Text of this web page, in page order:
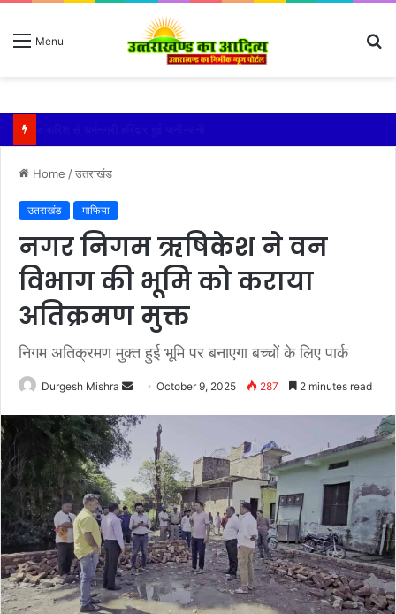
Menu
Home /उतराखंड
उतराखंड माफिया
नगर निगम ऋषिकेश ने वन
विभाग की भूमि को कराया
अतिक्रमण मुक्त
निगम अतिक्रमण मुक्त हुई भूमि पर बनाएगा बच्चों के लिए पार्क
Durgesh Mishra
Send
email
October 9, 2025 287 2 minutes read